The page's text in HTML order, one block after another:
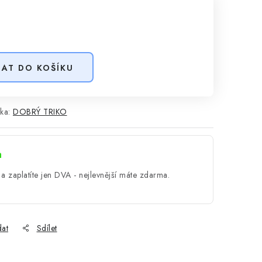
DO KOŠÍKU
DOBRÝ TRIKO
zaplatíte jen DVA - nejlevnější máte zdarma.
Sdílet